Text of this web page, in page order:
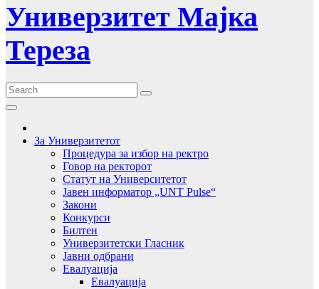
Универзитет Мајка
Тереза
За Универзитетот
Процедура за избор на ректро
Говор на ректорот
Статут на Университетот
Јавен информатор „UNT Pulse“
Закони
Конкурси
Билтен
Универзитетски Гласник
Јавни одбрани
Евалуација
Евалуација